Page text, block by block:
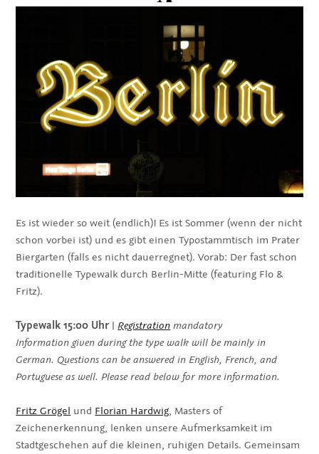
Es ist wieder so weit (endlich)! Es ist Sommer (wenn der nicht
schon vorbei ist) und es gibt einen Typostammtisch im Prater
Biergarten (falls es nicht dauerregnet). Vorab: Der fast schon
traditionelle Typewalk durch Berlin-Mitte (featuring Flo &
Fritz).
Typewalk 15:00 Uhr | Registration mandatory
Information given during the type walk will be mainly in
German. Questions can be answered in English, French, and
Portuguese as well. Please read below for more information.
Fritz Grögel und Florian Hardwig, Masters of
Zeichenerkennung, lenken unsere Aufmerksamkeit im
Stadtgeschehen auf die kleinen, ruhigen Details. Gemeinsam